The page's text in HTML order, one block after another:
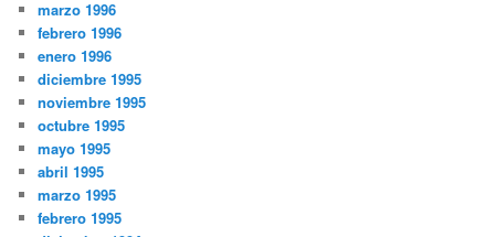
marzo 1996
febrero 1996
enero 1996
diciembre 1995
noviembre 1995
octubre 1995
mayo 1995
abril 1995
marzo 1995
febrero 1995